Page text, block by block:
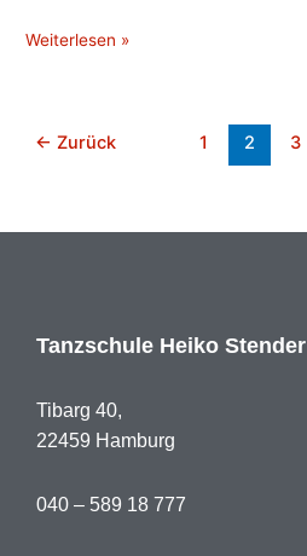
Weiterlesen »
← Zurück 1 2 3
Tanzschule Heiko Stender
Tibarg 40,
22459 Hamburg
040 – 589 18 777